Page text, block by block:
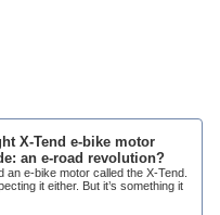
X-Tend e-bike motor
an e-road revolution?
an e-bike motor called the X-Tend.
it either. But it’s something it